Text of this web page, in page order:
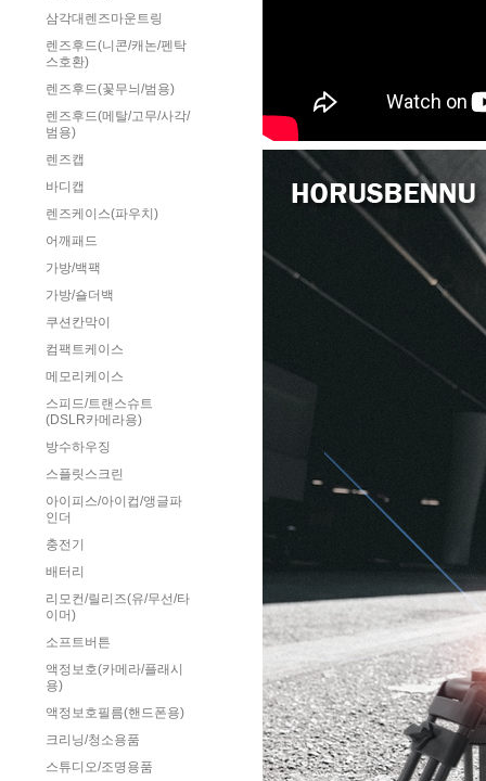
삼각대렌즈마운트링
렌즈후드(니콘/캐논/펜탁
스호환)
렌즈후드(꽃무늬/범용)
렌즈후드(메탈/고무/사각/
범용)
렌즈캡
바디캡
렌즈케이스(파우치)
어깨패드
가방/백팩
가방/숄더백
쿠션칸막이
컴팩트케이스
메모리케이스
스피드/트랜스슈트
(DSLR카메라용)
방수하우징
스플릿스크린
아이피스/아이컵/앵글파
인더
충전기
배터리
리모컨/릴리즈(유/무선/타
이머)
소프트버튼
액정보호(카메라/플래시
용)
액정보호필름(핸드폰용)
크리닝/청소용품
스튜디오/조명용품